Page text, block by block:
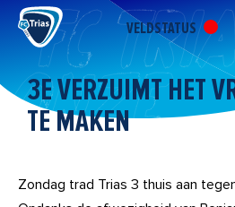
naar
inhoud
VELDSTATUS
3E VERZUIMT HET
TE MAKEN
Zondag trad Trias 3 thuis aan